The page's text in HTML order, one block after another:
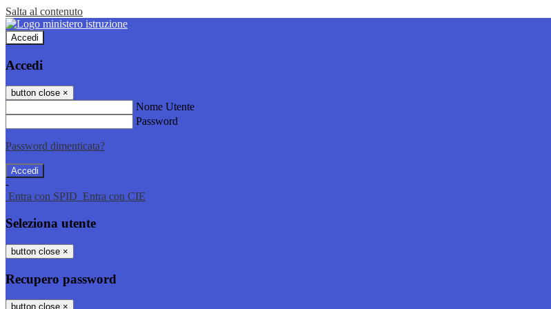
Salta al contenuto
Accedi
Accedi
button close ×
Nome Utente
Password
Password dimenticata?
-
Entra con SPID Entra con CIE
Seleziona utente
button close ×
Recupero password
button close ×